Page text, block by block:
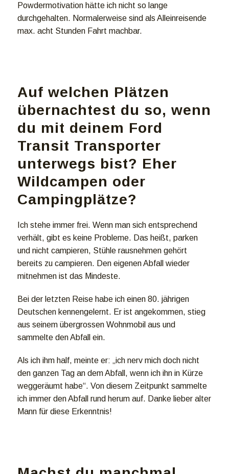
Powdermotivation hätte ich nicht so lange
durchgehalten. Normalerweise sind als Alleinreisende
max. acht Stunden Fahrt machbar.
Auf welchen Plätzen
übernachtest du so, wenn
du mit deinem Ford
Transit Transporter
unterwegs bist? Eher
Wildcampen oder
Campingplätze?
Ich stehe immer frei. Wenn man sich entsprechend
verhält, gibt es keine Probleme. Das heißt, parken
und nicht campieren, Stühle rausnehmen gehört
bereits zu campieren. Den eigenen Abfall wieder
mitnehmen ist das Mindeste.
Bei der letzten Reise habe ich einen 80. jährigen
Deutschen kennengelernt. Er ist angekommen, stieg
aus seinem übergrossen Wohnmobil aus und
sammelte den Abfall ein.
Als ich ihm half, meinte er: „ich nerv mich doch nicht
den ganzen Tag an dem Abfall, wenn ich ihn in Kürze
weggeräumt habe“. Von diesem Zeitpunkt sammelte
ich immer den Abfall rund herum auf. Danke lieber alter
Mann für diese Erkenntnis!